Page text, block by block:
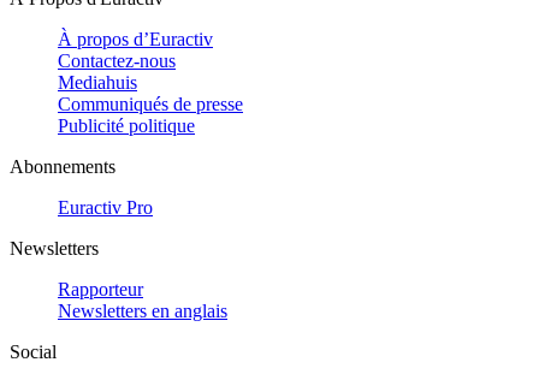
À propos d’Euractiv
Contactez-nous
Mediahuis
Communiqués de presse
Publicité politique
Abonnements
Euractiv Pro
Newsletters
Rapporteur
Newsletters en anglais
Social